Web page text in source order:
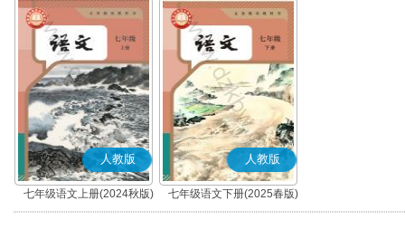
人教版
七年级语文上册(2024秋版)
(部编版)
人教版
七年级语文下册(2025春版)
(部编版)